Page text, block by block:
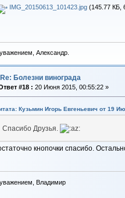
IMG_20150613_101423.jpg(145.77 КБ,
Александр.
Re: Болезни винограда
#18 : 20 Июня 2015, 00:55:22 »
Кузьмин Игорь Евгеньевич от 19
Спасибо Друзья.
кнопочки спасибо.
Владимир